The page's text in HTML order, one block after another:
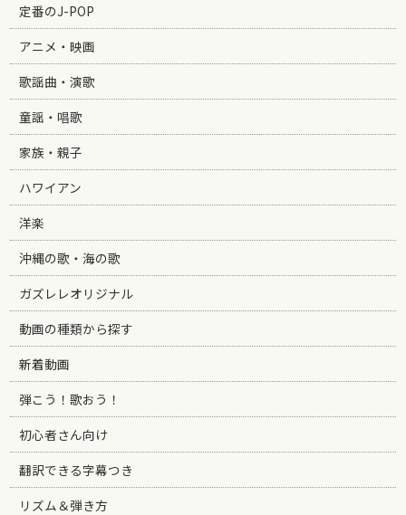
定番のJ-POP
アニメ・映画
歌謡曲・演歌
童謡・唱歌
家族・親子
ハワイアン
洋楽
沖縄の歌・海の歌
ガズレレオリジナル
動画の種類から探す
新着動画
弾こう！歌おう！
初心者さん向け
翻訳できる字幕つき
リズム＆弾き方